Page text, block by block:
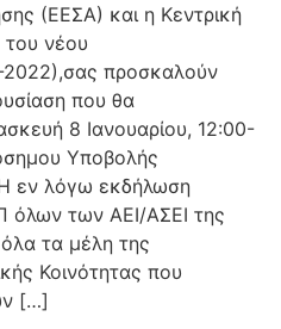
(ΕΕΣΑ) και η Κεντρική
νέου
προσκαλούν
που θα
8 Ιανουαρίου, 12:00-
Υποβολής
εν λόγω εκδήλωση
όλων των ΑΕΙ/ΑΣΕΙ της
τα μέλη της
Κοινότητας που
[…]